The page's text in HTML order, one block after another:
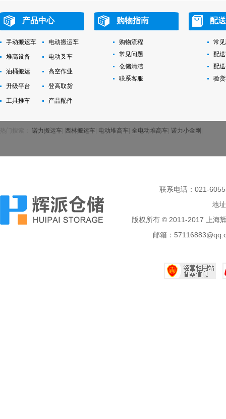
产品中心
手动搬运车 电动搬运车
堆高设备 电动叉车
油桶搬运 高空作业
升级平台 登高取货
工具推车 产品配件
购物指南
购物流程
常见问题
仓储清洁
联系客服
配
常
配
配
验
热门搜索： 诺力搬运车 西林搬运车 电动堆高车 全电动堆高车 诺力小金刚
联系电话：021-
地
版权所有 © 2011-2017 上海
邮箱：